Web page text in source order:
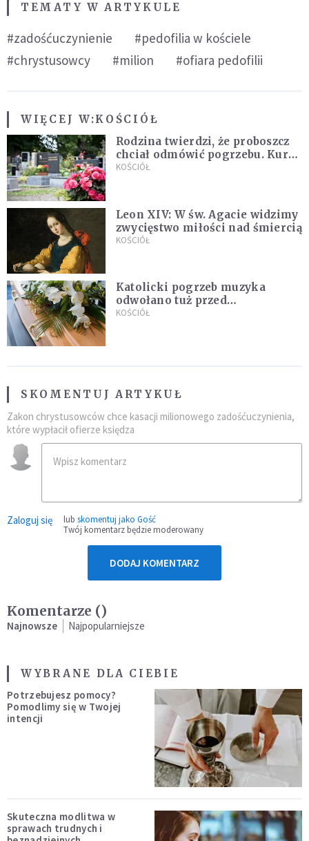
TEMATY W ARTYKULE
#zadośćuczynienie
#pedofilia w kościele
#chrystusowcy
#milion #ofiara pedofilii
WIĘCEJ W:KOŚCIÓŁ
Rodzina twierdzi, że proboszcz
chciał odmówić pogrzebu. Kuria
zapowiada wyjaśnienia
KOŚCIÓŁ
Leon XIV: W św. Agacie widzimy
zwycięstwo miłości nad śmiercią
KOŚCIÓŁ
Katolicki pogrzeb muzyka
odwołano tuż przed
uroczystością. Powodem była
KOŚCIÓŁ
SKOMENTUJ ARTYKUŁ
Zakon chrystusowców chce kasacji milionowego zadośćuczynienia,
które wypłacił ofierze księdza
Zaloguj się lub skomentuj jako Gość
Twój komentarz będzie moderowany
DODAJ KOMENTARZ
Komentarze ()
Najnowsze Najpopularniejsze
WYBRANE DLA CIEBIE
Potrzebujesz pomocy?
Pomodlimy się w Twojej
intencji
Skuteczna modlitwa w
sprawach trudnych i